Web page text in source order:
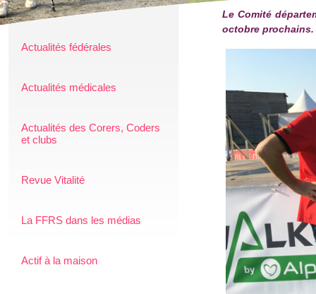
Actualités fédérales
Actualités médicales
Actualités des Corers, Coders
et clubs
Revue Vitalité
La FFRS dans les médias
Actif à la maison
Le Comité
octobre prochains.